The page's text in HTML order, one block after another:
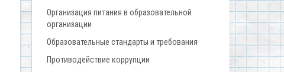
Организация питания в образовательной
организации
Образовательные стандарты и требования
Противодействие коррупции